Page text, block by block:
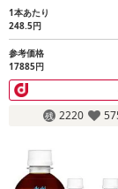
1本あたり
248.5円
参考価格
17885円
2220